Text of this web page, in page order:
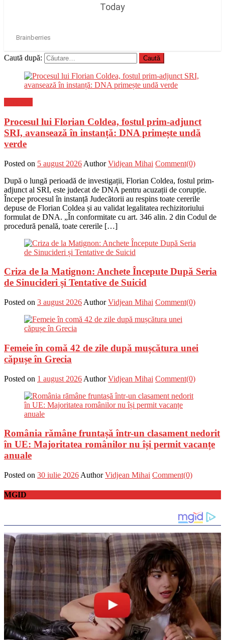
Caută după:
Procesul lui Florian Coldea, fostul prim-adjunct
SRI, avansează în instanță: DNA primește undă
verde
Posted on 5 august 2026 Author Vidjean Mihai Comment(0)
După o lungă perioadă de investigații, Florian Coldea, fostul prim-
adjunct al SRI, este judecat de DNA pentru acuzații de corupție.
Începe procesul în instanță Judecătorii au respins toate cererile
depuse de Florian Coldea și au validat legalitatea rechizitoriului
formulat de DNA. „În conformitate cu art. 346 alin. 2 din Codul de
procedură penală, toate cererile […]
Criza de la Matignon: Anchete Începute După Seria
de Sinucideri și Tentative de Suicid
Posted on 3 august 2026 Author Vidjean Mihai Comment(0)
Femeie în comă 42 de zile după mușcătura unei
căpușe în Grecia
Posted on 1 august 2026 Author Vidjean Mihai Comment(0)
România rămâne fruntașă într-un clasament nedorit
în UE: Majoritatea românilor nu își permit vacanțe
anuale
Posted on 30 iulie 2026 Author Vidjean Mihai Comment(0)
MGID